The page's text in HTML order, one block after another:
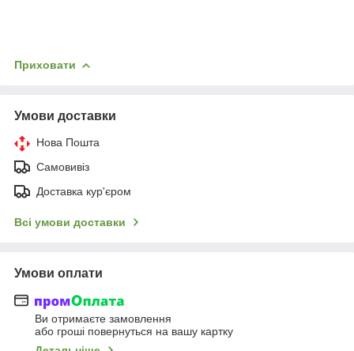
Приховати
Умови доставки
Нова Пошта
Самовивіз
Доставка кур'єром
Всі умови доставки
Умови оплати
Ви отримаєте замовлення
або гроші повернуться на вашу картку